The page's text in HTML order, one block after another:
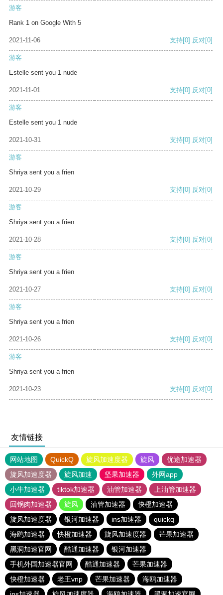
游客
Rank 1 on Google With 5
2021-11-06 支持[0] 反对[0]
游客
Estelle sent you 1 nude
2021-11-01 支持[0] 反对[0]
游客
Estelle sent you 1 nude
2021-10-31 支持[0] 反对[0]
游客
Shriya sent you a frien
2021-10-29 支持[0] 反对[0]
游客
Shriya sent you a frien
2021-10-28 支持[0] 反对[0]
游客
Shriya sent you a frien
2021-10-27 支持[0] 反对[0]
游客
Shriya sent you a frien
2021-10-26 支持[0] 反对[0]
游客
Shriya sent you a frien
2021-10-23 支持[0] 反对[0]
友情链接
网站地图 QuickQ 旋风加速度器 旋风
优途加速器
旋风加速度器
旋风加速 坚果加速器
外网app
小牛加速器
tiktok加速器 油管加速器
上油管加速器
回锅肉加速器
旋风 油管加速器
快橙加速器
旋风加速度器
银河加速器 ins加速器
quickq
海鸥加速器
快橙加速器 旋风加速度器
芒果加速器
黑洞加速官网
酷通加速器
银河加速器
手机外国加速器官网
酷通加速器
芒果加速器
快橙加速器
老王vnp 芒果加速器
海鸥加速器